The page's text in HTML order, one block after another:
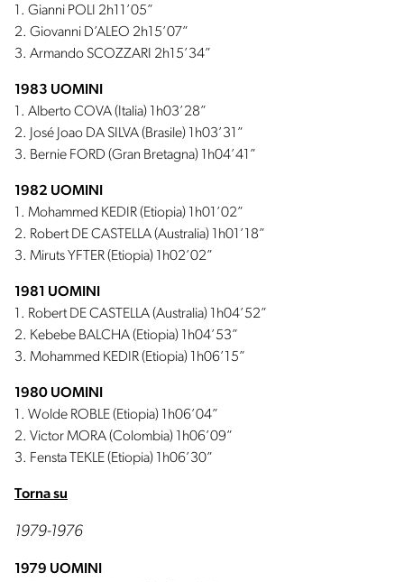
1. Gianni POLI 2h11’05”
2. Giovanni D’ALEO 2h15’07”
3. Armando SCOZZARI 2h15’34”
1983 UOMINI
1. Alberto COVA (Italia) 1h03’28”
2. José Joao DA SILVA (Brasile) 1h03’31”
3. Bernie FORD (Gran Bretagna) 1h04’41”
1982 UOMINI
1. Mohammed KEDIR (Etiopia) 1h01’02”
2. Robert DE CASTELLA (Australia) 1h01’18”
3. Miruts YFTER (Etiopia) 1h02’02”
1981 UOMINI
1. Robert DE CASTELLA (Australia) 1h04’52”
2. Kebebe BALCHA (Etiopia) 1h04’53”
3. Mohammed KEDIR (Etiopia) 1h06’15”
1980 UOMINI
1. Wolde ROBLE (Etiopia) 1h06’04”
2. Victor MORA (Colombia) 1h06’09”
3. Fensta TEKLE (Etiopia) 1h06’30”
Torna su
1979-1976
1979 UOMINI